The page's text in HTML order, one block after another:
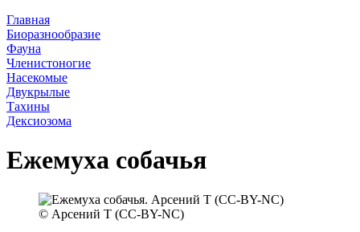
Главная
Биоразнообразие
Фауна
Членистоногие
Насекомые
Двукрылые
Тахины
Дексиозома
Ежемуха собачья
© Арсений Т (CC-BY-NC)